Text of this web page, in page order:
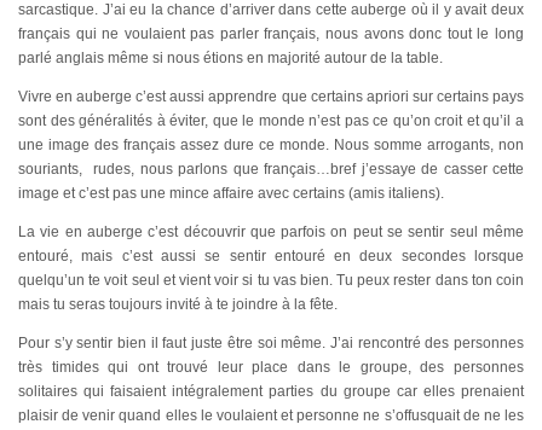
sarcastique. J’ai eu la chance d’arriver dans cette auberge où il y avait deux
français qui ne voulaient pas parler français, nous avons donc tout le long
parlé anglais même si nous étions en majorité autour de la table.
Vivre en auberge c’est aussi apprendre que certains apriori sur certains pays
sont des généralités à éviter, que le monde n’est pas ce qu’on croit et qu’il a
une image des français assez dure ce monde. Nous somme arrogants, non
souriants, rudes, nous parlons que français…bref j’essaye de casser cette
image et c’est pas une mince affaire avec certains (amis italiens).
La vie en auberge c’est découvrir que parfois on peut se sentir seul même
entouré, mais c’est aussi se sentir entouré en deux secondes lorsque
quelqu’un te voit seul et vient voir si tu vas bien. Tu peux rester dans ton coin
mais tu seras toujours invité à te joindre à la fête.
Pour s’y sentir bien il faut juste être soi même. J’ai rencontré des personnes
très timides qui ont trouvé leur place dans le groupe, des personnes
solitaires qui faisaient intégralement parties du groupe car elles prenaient
plaisir de venir quand elles le voulaient et personne ne s’offusquait de ne les